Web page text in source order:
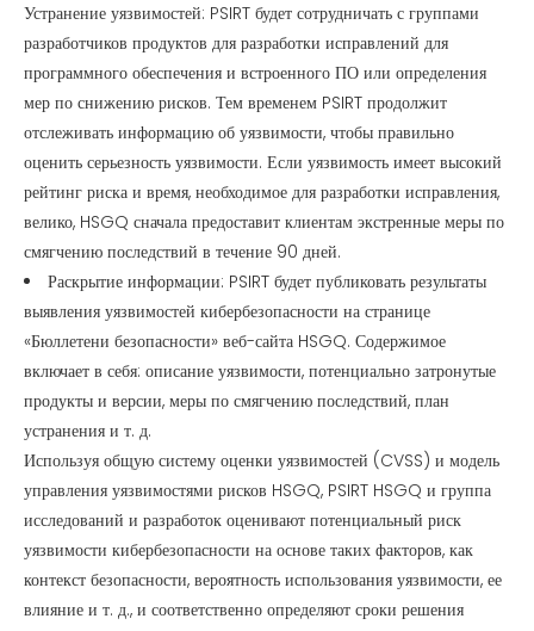
Устранение уязвимостей: PSIRT будет сотрудничать с группами
разработчиков продуктов для разработки исправлений для
программного обеспечения и встроенного ПО или определения
мер по снижению рисков. Тем временем PSIRT продолжит
отслеживать информацию об уязвимости, чтобы правильно
оценить серьезность уязвимости. Если уязвимость имеет высокий
рейтинг риска и время, необходимое для разработки исправления,
велико, HSGQ сначала предоставит клиентам экстренные меры по
смягчению последствий в течение 90 дней.
Раскрытие информации: PSIRT будет публиковать результаты
выявления уязвимостей кибербезопасности на странице
«Бюллетени безопасности» веб-сайта HSGQ. Содержимое
включает в себя: описание уязвимости, потенциально затронутые
продукты и версии, меры по смягчению последствий, план
устранения и т. д.
Используя общую систему оценки уязвимостей (CVSS) и модель
управления уязвимостями рисков HSGQ, PSIRT HSGQ и группа
исследований и разработок оценивают потенциальный риск
уязвимости кибербезопасности на основе таких факторов, как
контекст безопасности, вероятность использования уязвимости, ее
влияние и т. д., и соответственно определяют сроки решения